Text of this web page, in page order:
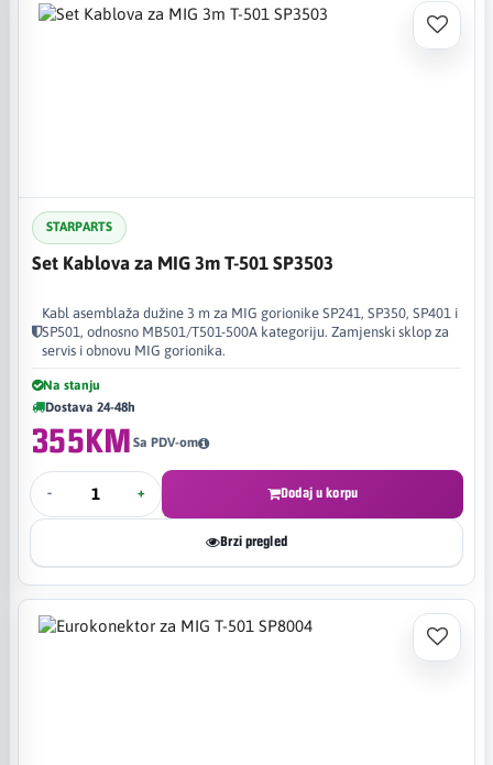
STARPARTS
Set Kablova za MIG 3m T-501 SP3503
Kabl asemblaža dužine 3 m za MIG gorionike SP241, SP350, SP401 i
SP501, odnosno MB501/T501-500A kategoriju. Zamjenski sklop za
servis i obnovu MIG gorionika.
Na stanju
Dostava 24-48h
355KM Sa PDV-om
- + Dodaj u korpu
Brzi pregled